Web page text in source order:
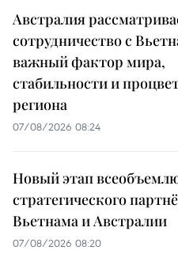
Австралия
сотрудничество с
важный фактор мира,
стабильности и
региона
07/08/2026 08:24
Новый этап
стратегического
Вьетнама и Австралии
07/08/2026 08:20